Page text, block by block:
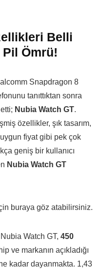
Belli
Ömrü!
Snapdragon 8
tanıttıktan sonra
Nubia Watch GT.
özellikler, şık tasarım,
fiyat gibi pek çok
geniş bir kullanıcı
Nubia Watch GT
buraya göz atabilirsiniz.
Watch GT, 450
ve markanın açıkladığı
kadar dayanmakta. 1,43